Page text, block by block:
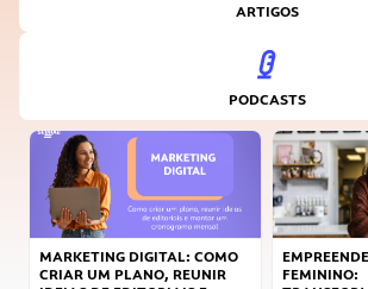
ARTIGOS
PODCASTS
MARKETING DIGITAL: COMO
CRIAR UM PLANO, REUNIR
FEMININO: